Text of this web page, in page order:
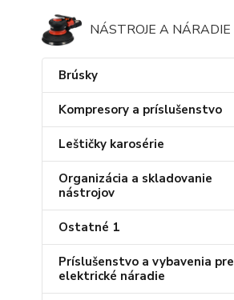
NÁSTROJE A NÁRADIE
Brúsky
Kompresory a príslušenstvo
Leštičky karosérie
Organizácia a skladovanie
nástrojov
Ostatné 1
Príslušenstvo a vybavenia pre
elektrické náradie